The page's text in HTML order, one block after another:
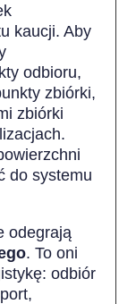
kaucji. Aby
odbioru,
zbiórki,
zbiórki
do systemu
odegrają
. To oni
odbiór